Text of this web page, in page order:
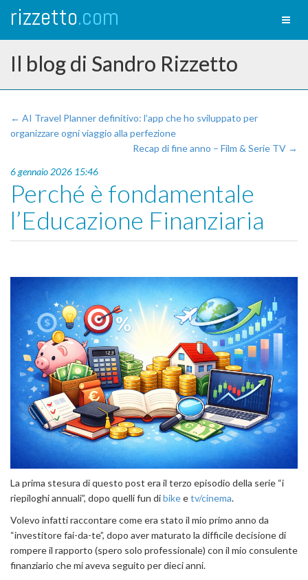
rizzetto.com
Il blog di Sandro Rizzetto
← AI Travel Planner definitivo: l’app che ho sviluppato per
organizzare ogni viaggio alla perfezione
Recap di fine anno – Film & Serie TV →
6 gennaio 2026 15:46
Perché è fondamentale
l’Educazione Finanziaria
La prima stesura di questo post era il terzo episodio della serie “i
riepiloghi annuali”, dopo quelli fun dibikeetv/cinema.
Volevo infatti raccontare come era stato il mio primo anno da
“investitore fai-da-te”, dopo aver maturato la difficile decisione di
rompere il rapporto (spero solo professionale) con il mio consulente
finanziario che mi aveva seguito per dieci anni.